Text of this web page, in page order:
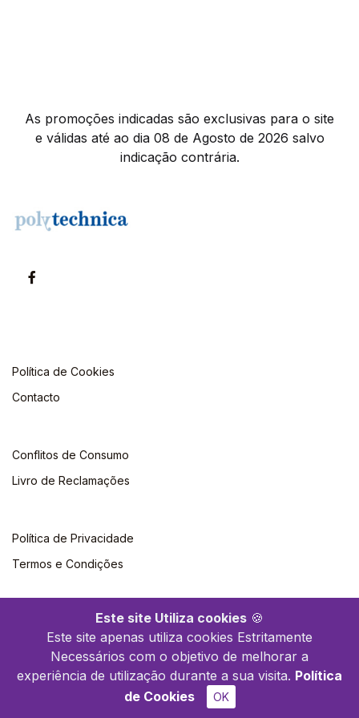
Este site Utiliza cookies 🍪
Este site apenas utiliza cookies Estritamente
Necessários com o objetivo de melhorar a
experiência de utilização durante a sua visita. Política
de Cookies
OK
As promoções indicadas são exclusivas para o site
e válidas até ao dia 08 de Agosto de 2026 salvo
indicação contrária.
Política de Cookies
Contacto
Conflitos de Consumo
Livro de Reclamações
Política de Privacidade
Termos e Condições
©2026 Polytechnica. Todos os direitos reservados